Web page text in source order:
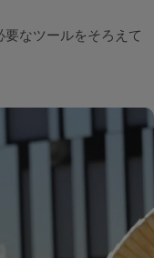
なツールをそろえて